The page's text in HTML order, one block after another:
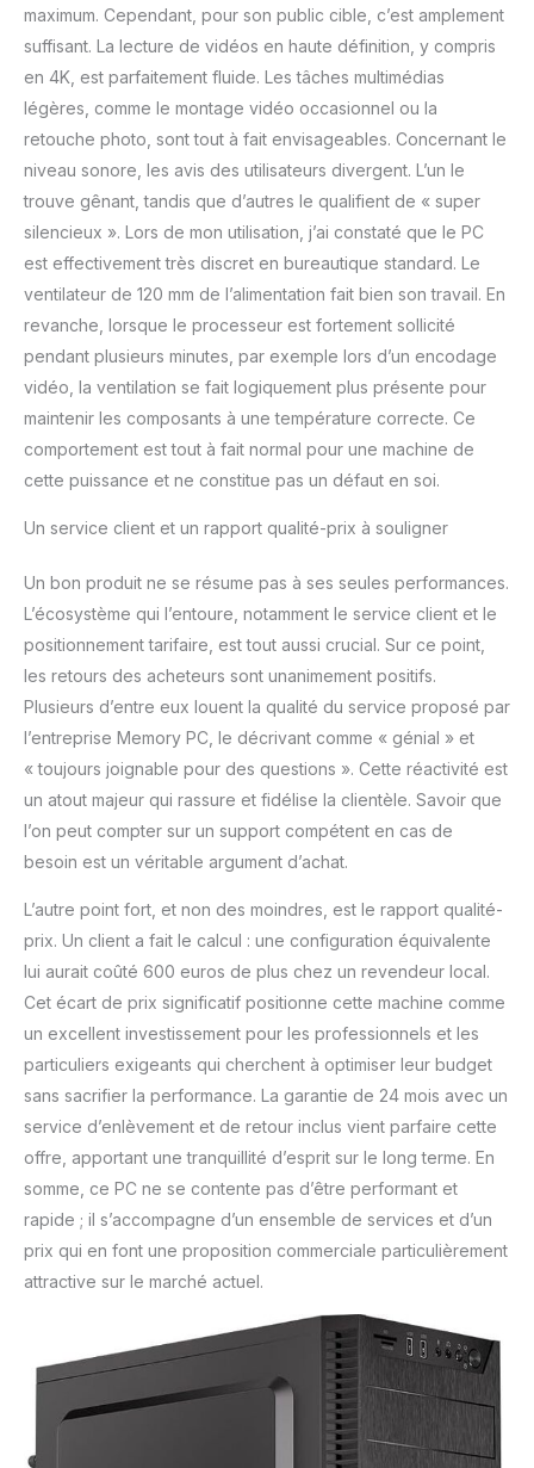
maximum. Cependant, pour son public cible, c’est amplement
suffisant. La lecture de vidéos en haute définition, y compris
en 4K, est parfaitement fluide. Les tâches multimédias
légères, comme le montage vidéo occasionnel ou la
retouche photo, sont tout à fait envisageables. Concernant le
niveau sonore, les avis des utilisateurs divergent. L’un le
trouve gênant, tandis que d’autres le qualifient de « super
silencieux ». Lors de mon utilisation, j’ai constaté que le PC
est effectivement très discret en bureautique standard. Le
ventilateur de 120 mm de l’alimentation fait bien son travail. En
revanche, lorsque le processeur est fortement sollicité
pendant plusieurs minutes, par exemple lors d’un encodage
vidéo, la ventilation se fait logiquement plus présente pour
maintenir les composants à une température correcte. Ce
comportement est tout à fait normal pour une machine de
cette puissance et ne constitue pas un défaut en soi.
Un service client et un rapport qualité-prix à souligner
Un bon produit ne se résume pas à ses seules performances.
L’écosystème qui l’entoure, notamment le service client et le
positionnement tarifaire, est tout aussi crucial. Sur ce point,
les retours des acheteurs sont unanimement positifs.
Plusieurs d’entre eux louent la qualité du service proposé par
l’entreprise Memory PC, le décrivant comme « génial » et
« toujours joignable pour des questions ». Cette réactivité est
un atout majeur qui rassure et fidélise la clientèle. Savoir que
l’on peut compter sur un support compétent en cas de
besoin est un véritable argument d’achat.
L’autre point fort, et non des moindres, est le rapport qualité-
prix. Un client a fait le calcul : une configuration équivalente
lui aurait coûté 600 euros de plus chez un revendeur local.
Cet écart de prix significatif positionne cette machine comme
un excellent investissement pour les professionnels et les
particuliers exigeants qui cherchent à optimiser leur budget
sans sacrifier la performance. La garantie de 24 mois avec un
service d’enlèvement et de retour inclus vient parfaire cette
offre, apportant une tranquillité d’esprit sur le long terme. En
somme, ce PC ne se contente pas d’être performant et
rapide ; il s’accompagne d’un ensemble de services et d’un
prix qui en font une proposition commerciale particulièrement
attractive sur le marché actuel.